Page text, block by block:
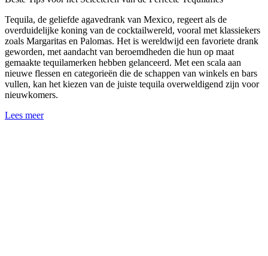
Tequila, de geliefde agavedrank van Mexico, regeert als de
overduidelijke koning van de cocktailwereld, vooral met klassiekers
zoals Margaritas en Palomas. Het is wereldwijd een favoriete drank
geworden, met aandacht van beroemdheden die hun op maat
gemaakte tequilamerken hebben gelanceerd. Met een scala aan
nieuwe flessen en categorieën die de schappen van winkels en bars
vullen, kan het kiezen van de juiste tequila overweldigend zijn voor
nieuwkomers.
Lees meer